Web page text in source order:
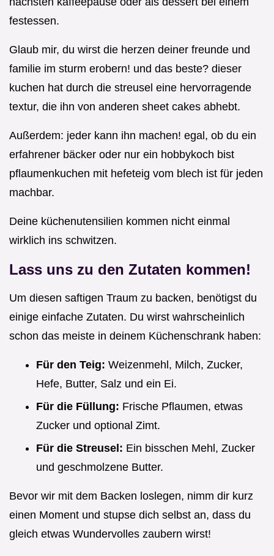
festessen.
Glaub mir, du wirst die herzen deiner freunde und
familie im sturm erobern! und das beste? dieser
kuchen hat durch die streusel eine hervorragende
textur, die ihn von anderen sheet cakes abhebt.
Außerdem: jeder kann ihn machen! egal, ob du ein
erfahrener bäcker oder nur ein hobbykoch bist
pflaumenkuchen mit hefeteig vom blech ist für jeden
machbar.
Deine küchenutensilien kommen nicht einmal
wirklich ins schwitzen.
Lass uns zu den Zutaten kommen!
Um diesen saftigen Traum zu backen, benötigst du
einige einfache Zutaten. Du wirst wahrscheinlich
schon das meiste in deinem Küchenschrank haben:
Für den Teig: Weizenmehl, Milch, Zucker,
Hefe, Butter, Salz und ein Ei.
Für die Füllung: Frische Pflaumen, etwas
Zucker und optional Zimt.
Für die Streusel: Ein bisschen Mehl, Zucker
und geschmolzene Butter.
Bevor wir mit dem Backen loslegen, nimm dir kurz
einen Moment und stupse dich selbst an, dass du
gleich etwas Wundervolles zaubern wirst!